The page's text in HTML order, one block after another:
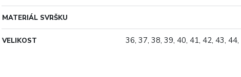
MATERIÁL SVRŠKU
VELIKOST 36, 37, 38, 39, 40, 41, 42, 43,